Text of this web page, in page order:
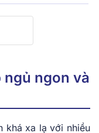
ngủ ngon và
khá xa lạ với nhiều